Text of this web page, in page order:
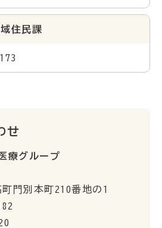
住民課
せ
療グループ
門別本町210番地の1